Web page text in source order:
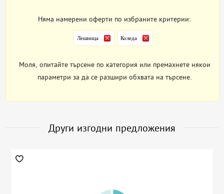
Няма намерени оферти по избраните критерии:
Лешница Коледа
Моля, опитайте търсене по категория или премахнете някои
параметри за да се разшири обхвата на търсене.
Други изгодни предложения